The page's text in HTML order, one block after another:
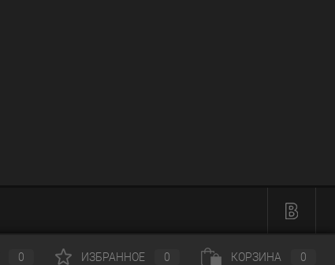
0 ИЗБРАННОЕ 0 КОРЗИНА 0